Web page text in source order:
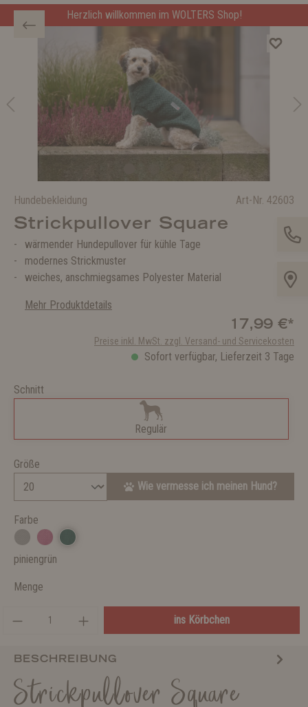
Herzlich willkommen im WOLTERS Shop!
Hundebekleidung Art-Nr. 42603
Strickpullover Square
wärmender Hundepullover für kühle Tage
modernes Strickmuster
weiches, anschmiegsames Polyester Material
Mehr Produktdetails
17,99 €*
Preise inkl. MwSt. zzgl. Versand- und Servicekosten
Sofort verfügbar, Lieferzeit 3 Tage
Schnitt
Regulär
Größe
Wie vermesse ich meinen Hund?
Farbe
piniengrün
Menge
ins Körbchen
BESCHREIBUNG
Strickpullover Square